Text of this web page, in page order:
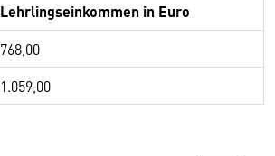
Lehrlingseinkommen in Euro
768,00
1.059,00